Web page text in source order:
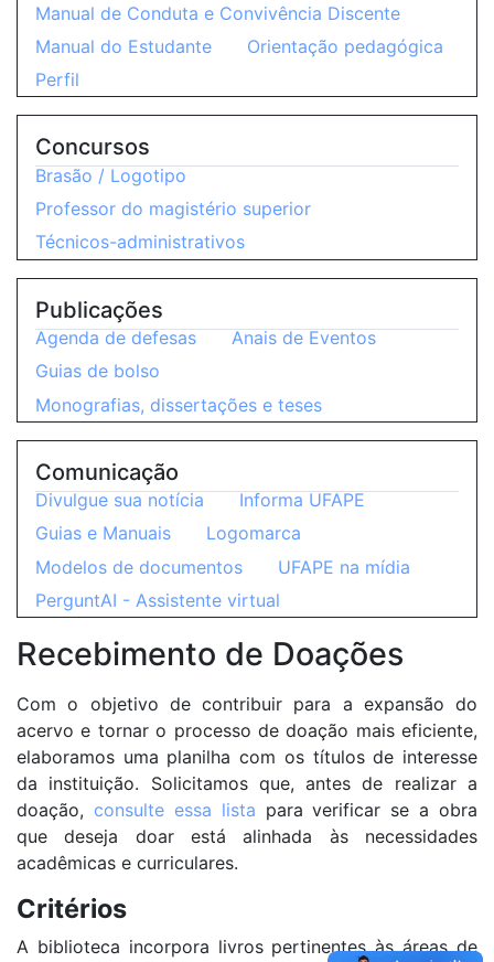
Recebimento de Doações
Com o objetivo de contribuir para a expansão do
acervo e tornar o processo de doação mais eficiente,
elaboramos uma planilha com os títulos de interesse
da instituição. Solicitamos que, antes de realizar a
doação, consulte essa lista para verificar se a obra
que deseja doar está alinhada às necessidades
acadêmicas e curriculares.
Critérios
A biblioteca incorpora livros pertinentes às áreas de
Manual de Conduta e Convivência Discente
Manual do Estudante
Orientação pedagógica
Perfil
Concursos
Brasão / Logotipo
Professor do magistério superior
Técnicos-administrativos
Publicações
Agenda de defesas
Anais de Eventos
Guias de bolso
Monografias, dissertações e teses
Comunicação
Divulgue sua notícia
Informa UFAPE
Guias e Manuais
Logomarca
Modelos de documentos
UFAPE na mídia
PerguntAI - Assistente virtual